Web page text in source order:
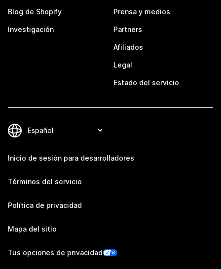
Blog de Shopify
Investigación
Prensa y medios
Partners
Afiliados
Legal
Estado del servicio
Inicio de sesión para desarrolladores
Términos del servicio
Política de privacidad
Mapa del sitio
Tus opciones de privacidad